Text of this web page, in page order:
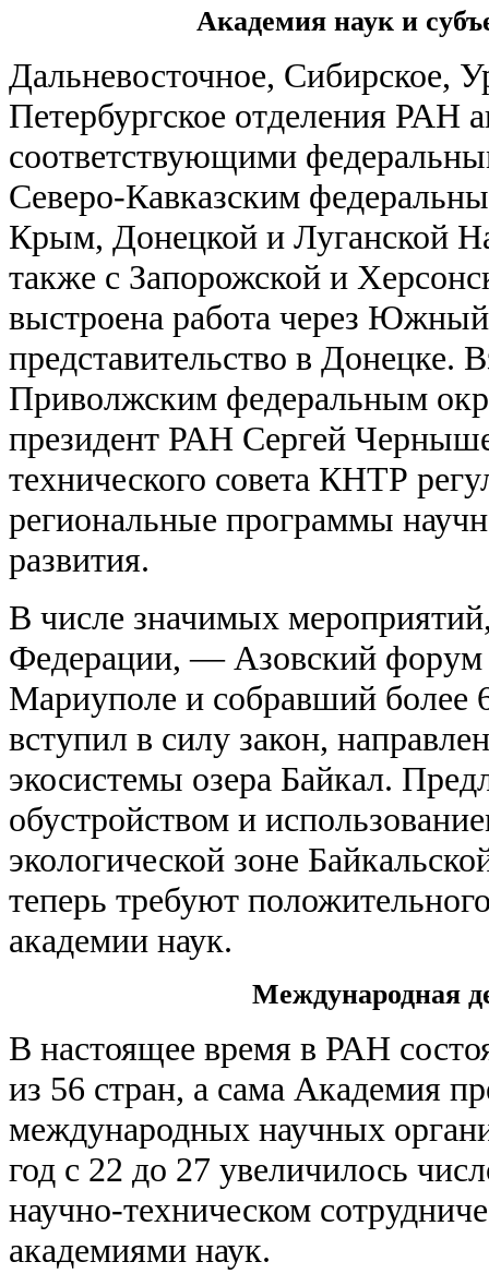
Академия наук и
Дальневосточное, Сибирское,
Петербургское отделения РАН
соответствующими
Северо-Кавказским
Крым, Донецкой и Луганской
также с Запорожской и
выстроена работа через
представительство в Донецке.
Приволжским федеральным
президент РАН Сергей
технического совета КНТР
региональные программы
развития.
В числе значимых
Федерации, — Азовский форум
Мариуполе и собравший более
вступил в силу закон,
экосистемы озера Байкал.
обустройством и
экологической зоне
теперь требуют
академии наук.
Международная
В настоящее время в РАН
из 56 стран, а сама Академия
международных научных
год с 22 до 27 увеличилось
научно-техническом
академиями наук.